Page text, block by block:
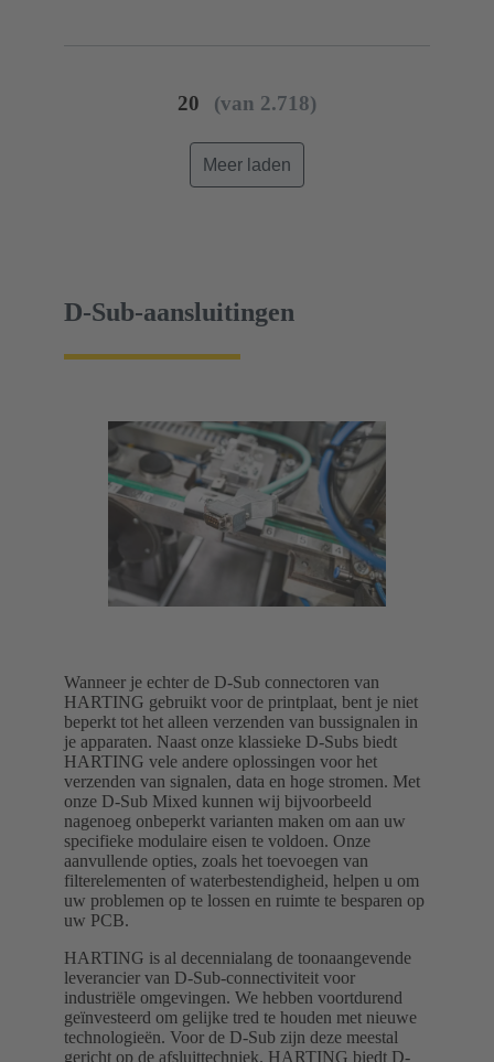
20 (van 2.718)
Meer laden
D-Sub-aansluitingen
Wanneer je echter de D-Sub connectoren van
HARTING gebruikt voor de printplaat, bent je niet
beperkt tot het alleen verzenden van bussignalen in
je apparaten. Naast onze klassieke D-Subs biedt
HARTING vele andere oplossingen voor het
verzenden van signalen, data en hoge stromen. Met
onze D-Sub Mixed kunnen wij bijvoorbeeld
nagenoeg onbeperkt varianten maken om aan uw
specifieke modulaire eisen te voldoen. Onze
aanvullende opties, zoals het toevoegen van
filterelementen of waterbestendigheid, helpen u om
uw problemen op te lossen en ruimte te besparen op
uw PCB.
HARTING is al decennialang de toonaangevende
leverancier van D-Sub-connectiviteit voor
industriële omgevingen. We hebben voortdurend
geïnvesteerd om gelijke tred te houden met nieuwe
technologieën. Voor de D-Sub zijn deze meestal
gericht op de afsluittechniek. HARTING biedt D-